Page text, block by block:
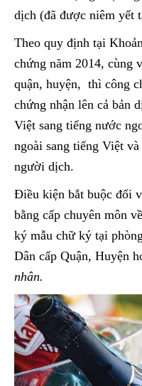
dịch (đã được niêm yết
Theo quy định tại
chứng năm 2014, cùng
quận, huyện, thì công
chứng nhận lên cả bản
Việt sang tiếng nước
ngoài sang tiếng Việt
người dịch.
Điều kiện bắt buộc đối
bằng cấp chuyên môn
ký mẫu chữ ký tại
Dân cấp Quận, Huyện
nhân.